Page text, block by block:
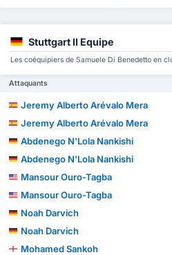
Stuttgart II Equipe
Les coéquipiers de Samuele Di Benedetto en
Attaquants
Jeremy Alberto Arévalo Mera
Jeremy Alberto Arévalo Mera
Abdenego N'Lola Nankishi
Abdenego N'Lola Nankishi
Mansour Ouro-Tagba
Mansour Ouro-Tagba
Noah Darvich
Noah Darvich
Mohamed Sankoh